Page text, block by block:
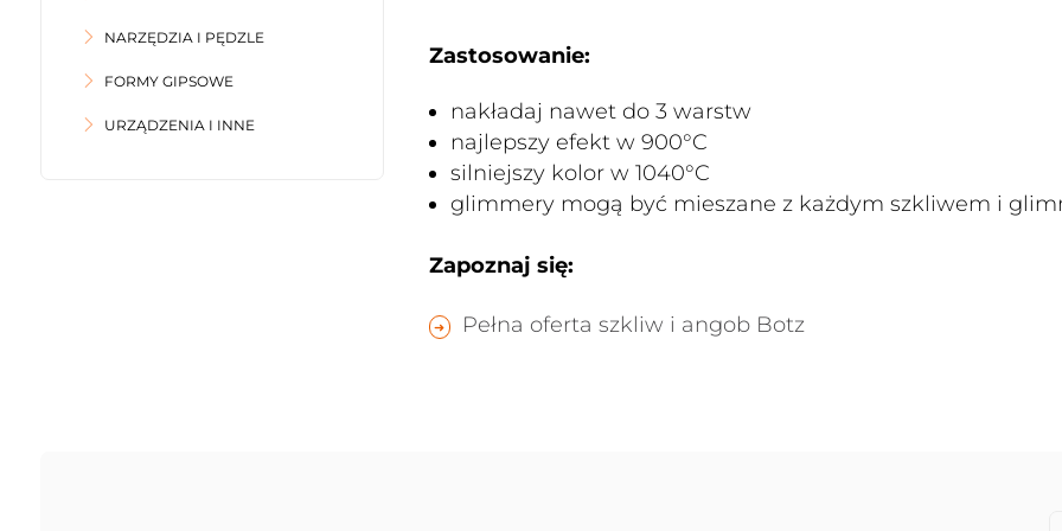
NARZĘDZIA I PĘDZLE
FORMY GIPSOWE
URZĄDZENIA I INNE
Zastosowanie:
nakładaj nawet do 3 warstw
najlepszy efekt w 900°C
silniejszy kolor w 1040°C
glimmery mogą być mieszane z każdym szkliwem i
Zapoznaj się:
Pełna oferta szkliw i angob Botz